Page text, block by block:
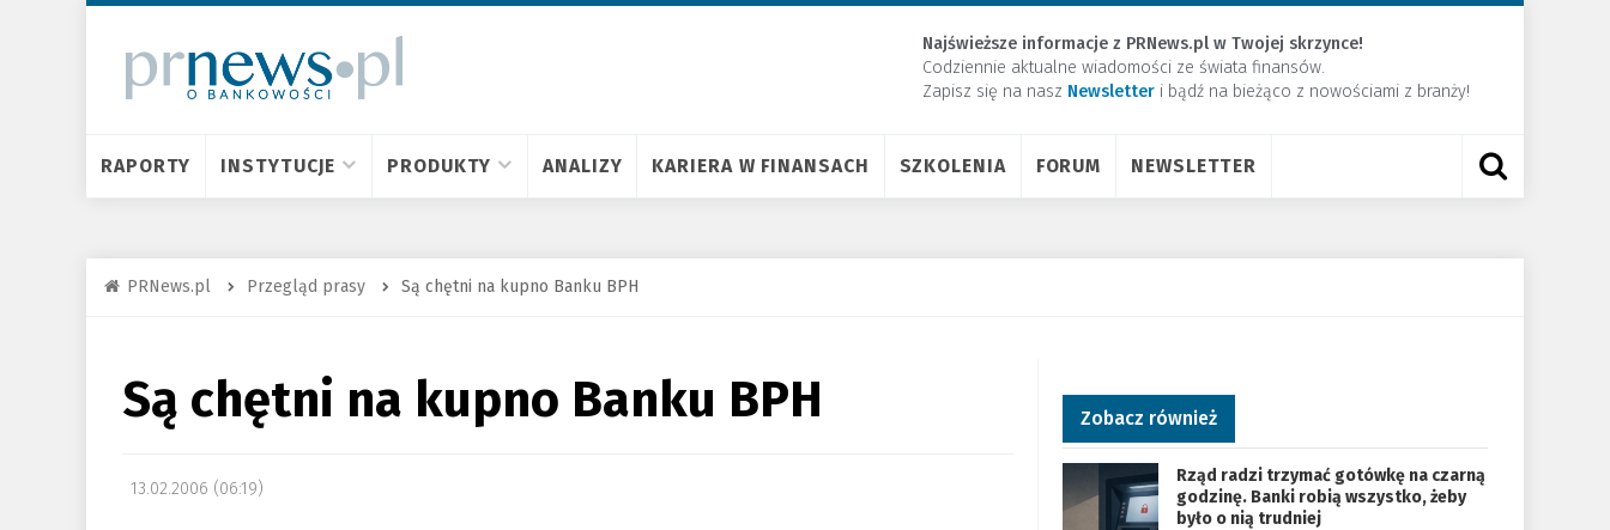
Najświeższe informacje z PRNews.pl w Twojej skrzynce!
Codziennie aktualne wiadomości ze świata finansów.
Zapisz się na nasz Newsletter ​i bądź na bieżąco z nowościami z branży!
RAPORTY INSTYTUCJE PRODUKTY ANALIZY KARIERA W FINANSACH SZKOLENIA FORUM NEWSLETTER
PRNews.pl Przegląd prasy Są chętni na kupno Banku BPH
Są chętni na kupno Banku BPH
13.02.2006 (06:19)
Zobacz również
Rząd radzi trzymać gotówkę na czarną
godzinę. Banki robią wszystko, żeby
było o nią trudniej